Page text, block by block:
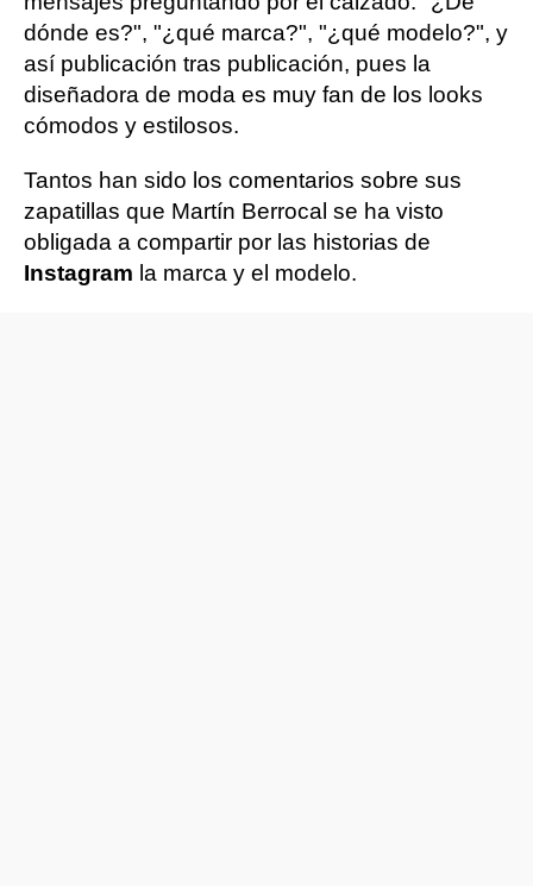
dónde es?", "¿qué marca?", "¿qué modelo?", y
así publicación tras publicación, pues la
diseñadora de moda es muy fan de los looks
cómodos y estilosos.
Tantos han sido los comentarios sobre sus
zapatillas que Martín Berrocal se ha visto
obligada a compartir por las historias de
Instagram la marca y el modelo.